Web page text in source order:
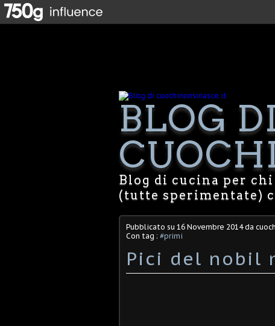
BLOG DI
Blog di cucina per
(tutte sperimentate)
Pubblicato su 16 Novembre 2014da
Con tag : #primi
Pici del nobil